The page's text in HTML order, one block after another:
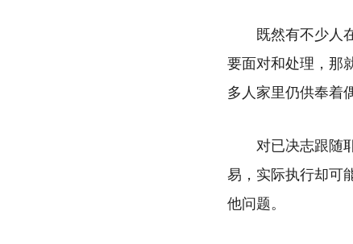
既然有不少人
要面对和处理，那
多人家里仍供奉着
对已决志跟随
易，实际执行却可
他问题。